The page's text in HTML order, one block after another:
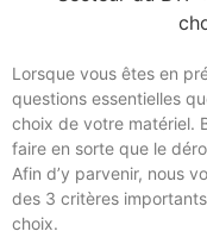
Lorsque vous êtes en
questions essentielles
choix de votre matériel.
faire en sorte que le
Afin d’y parvenir, nous
des 3 critères
choix.